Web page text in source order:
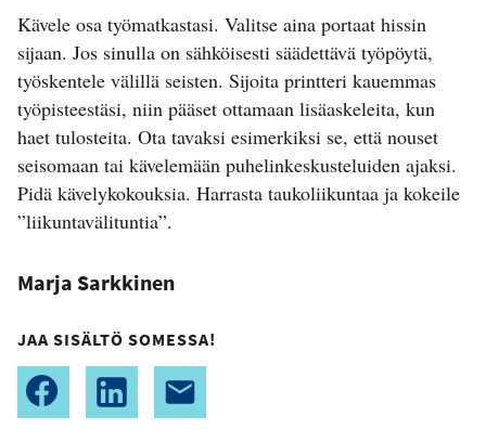
Kävele osa työmatkastasi. Valitse aina portaat hissin
sijaan. Jos sinulla on sähköisesti säädettävä työpöytä,
työskentele välillä seisten. Sijoita printteri kauemmas
työpisteestäsi, niin pääset ottamaan lisäaskeleita, kun
haet tulosteita. Ota tavaksi esimerkiksi se, että nouset
seisomaan tai kävelemään puhelinkeskusteluiden ajaksi.
Pidä kävelykokouksia. Harrasta taukoliikuntaa ja kokeile
”liikuntavälituntia”.
Marja Sarkkinen
JAA SISÄLTÖ SOMESSA!